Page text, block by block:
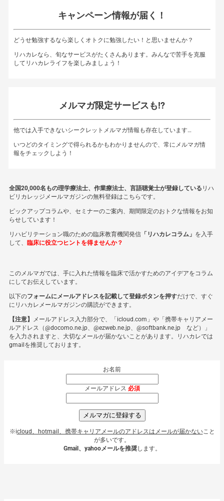
キャンペーン情報が届く！
どうせ勉強するなら楽しくオトクに勉強したい！と思いませんか？
リハカレなら、旬なサービスがたくさんあります。みんなで苦手を克服
してリハカレライフを楽しみましょう！
メルマガ限定サービスも!?
他では入手できないシークレットメルマガ情報も存在しています…
いつどのタイミングで得られるかもわかりませんので、常にメルマガ情
報をチェックしよう！
全国20,000名もの理学療法士、作業療法士、言語聴覚士が登録している リハ
ビリカレッジメールマガジンの無料登録はこちらです。
ピックアップコラムや、セミナーのご案内、期間限定のおトクな情報をお知
らせしています！
リハビリテーション職のための臨床教育機関発信 「リハカレコラム」 を入手
して、 臨床に役立つヒントを得ませんか？
このメルマガでは、手に入れた情報を臨床で活かすためのアイデアをコラム
にしてお伝えしています。
以下のフォームにメールアドレスを記載して登録ボタンを押すだけで、すぐ
にリハカレメールマガジンの購読ができます。
【注意】
メールアドレス入力部分で、「icloud.com」や「携帯キャリアメー
ルアドレス（@docomo.ne.jp、@ezweb.ne.jp、@softbank.ne.jp など）」
を入力されますと、大切なメールが届かないことがあります。リハカレでは
gmailを推奨しております。
お名前
メールアドレス 必須
メルマガに登録する
※icloud、hotmail、携帯キャリアメールのアドレスはメールが届かないこと
が多いです。
Gmail、yahooメールを推奨します。